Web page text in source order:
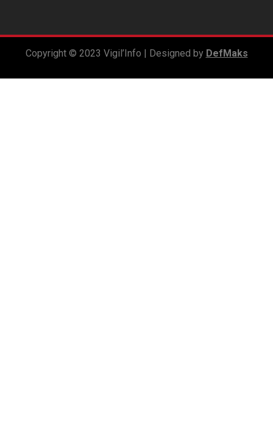
Copyright © 2023 Vigil’Info | Designed by DefMaks